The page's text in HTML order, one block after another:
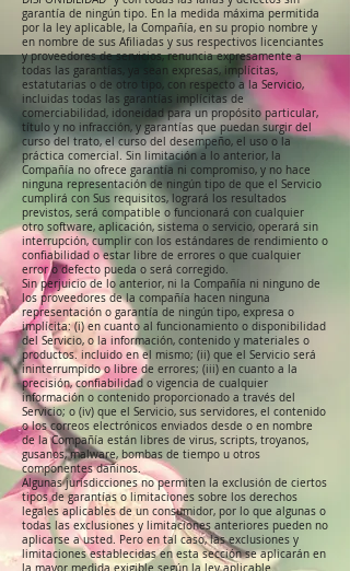
garantía de ningún tipo. En la medida máxima permitida
por la ley aplicable, la Compañía, en su propio nombre y
en nombre de sus Afiliadas y sus respectivos licenciantes
y proveedores de servicios, renuncia expresamente a
todas las garantías, ya sean expresas, implícitas,
estatutarias o de otro tipo, con respecto a la Servicio,
incluidas todas las garantías implícitas de
comerciabilidad, idoneidad para un propósito particular,
título y no infracción, y garantías que puedan surgir del
curso del trato, el curso del desempeño, el uso o la
práctica comercial. Sin limitación a lo anterior, la
Compañía no ofrece garantía ni compromiso, y no hace
ninguna representación de ningún tipo de que el Servicio
cumplirá con Sus requisitos, logrará los resultados
previstos, será compatible o funcionará con cualquier
otro software, aplicación, sistema o servicio, operará sin
interrupción, cumplir con los estándares de rendimiento o
confiabilidad o estar libre de errores o que cualquier
error o defecto pueda o será corregido.
Sin perjuicio de lo anterior, ni la Compañía ni ninguno de
los proveedores de la compañía hacen ninguna
representación o garantía de ningún tipo, expresa o
implícita: (i) en cuanto al funcionamiento o disponibilidad
del Servicio, o la información, contenido y materiales o
productos. incluido en el mismo; (ii) que el Servicio será
ininterrumpido o libre de errores; (iii) en cuanto a la
precisión, confiabilidad o vigencia de cualquier
información o contenido proporcionado a través del
Servicio; o (iv) que el Servicio, sus servidores, el contenido
o los correos electrónicos enviados desde o en nombre
de la Compañía están libres de virus, scripts, troyanos,
gusanos, malware, bombas de tiempo u otros
componentes dañinos.
Algunas jurisdicciones no permiten la exclusión de ciertos
tipos de garantías o limitaciones sobre los derechos
legales aplicables de un consumidor, por lo que algunas o
todas las exclusiones y limitaciones anteriores pueden no
aplicarse a usted. Pero en tal caso, las exclusiones y
limitaciones establecidas en esta sección se aplicarán en
la mayor medida exigible según la ley aplicable.